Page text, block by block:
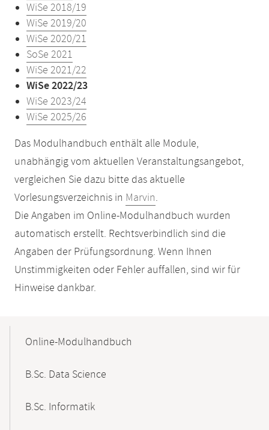
WiSe 2018/19
WiSe 2019/20
WiSe 2020/21
SoSe 2021
WiSe 2021/22
WiSe 2022/23
WiSe 2023/24
WiSe 2025/26
Das Modulhandbuch enthält alle Module,
unabhängig vom aktuellen Veranstaltungsangebot,
vergleichen Sie dazu bitte das aktuelle
Vorlesungsverzeichnis in Marvin.
Die Angaben im Online-Modulhandbuch wurden
automatisch erstellt. Rechtsverbindlich sind die
Angaben der Prüfungsordnung. Wenn Ihnen
Unstimmigkeiten oder Fehler auffallen, sind wir für
Hinweise dankbar.
NavigationOnline-Modulhandbuch
B.Sc. Data Science
B.Sc. Informatik